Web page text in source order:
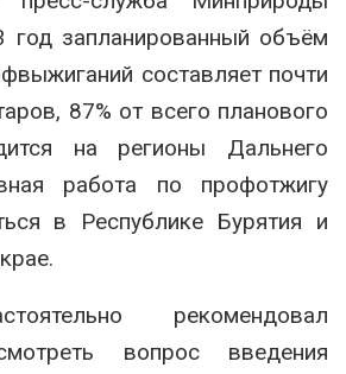
год запланированный объём
составляет почти
87% от всего планового
на регионы Дальнего
работа по профотжигу
в Республике Бурятия и
рекомендовал
вопрос введения